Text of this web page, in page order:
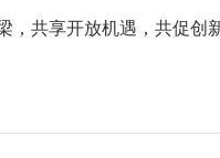
，共享开放机遇，共促